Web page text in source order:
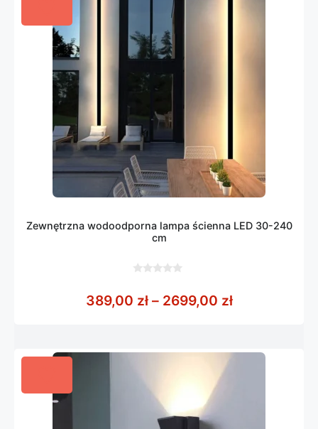
Zewnętrzna wodoodporna lampa ścienna LED 30-240
cm
5
389,00 zł – 2699,00 złZakres cen: